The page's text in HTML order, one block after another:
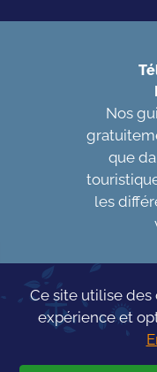
Nos
que
les
Ce site utilise des
expérience et